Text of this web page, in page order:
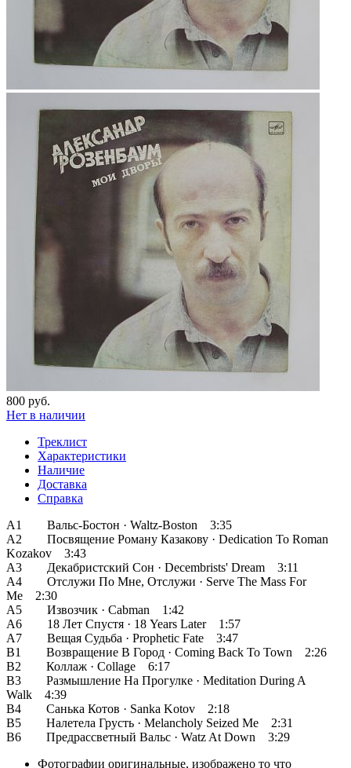
800 руб.
Нет в наличии
Треклист
Характеристики
Наличие
Доставка
Справка
А1 Вальс-Бостон · Waltz-Boston 3:35
А2 Посвящение Роману Казакову · Dedication To Roman
Kozakov 3:43
А3 Декабристский Сон · Decembrists' Dream 3:11
А4 Отслужи По Мне, Отслужи · Serve The Mass For
Me 2:30
А5 Извозчик · Cabman 1:42
А6 18 Лет Спустя · 18 Years Later 1:57
А7 Вещая Судьба · Prophetic Fate 3:47
В1 Возвращение В Город · Coming Back To Town 2:26
В2 Коллаж · Collage 6:17
В3 Размышление На Прогулке · Meditation During A
Walk 4:39
В4 Санька Котов · Sanka Kotov 2:18
В5 Налетела Грусть · Melancholy Seized Me 2:31
В6 Предрассветный Вальс · Watz At Down 3:29
Фотографии оригинальные, изображено то что